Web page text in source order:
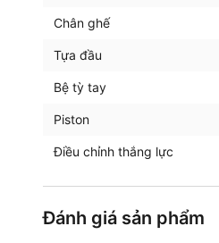
Chân ghế
Tựa đầu
Bệ tỳ tay
Piston
Điều chỉnh thắng lực
Đánh giá sản phẩm